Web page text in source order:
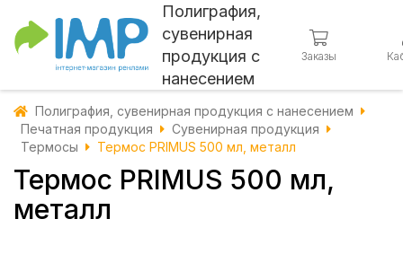
Полиграфия,
сувенирная
продукция с
нанесением
Заказы
Полиграфия, сувенирная продукция с нанесением
Печатная продукция
Сувенирная продукция
Термосы
Термос PRIMUS 500 мл, металл
Термос PRIMUS 500 мл,
металл